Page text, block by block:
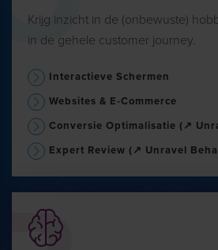
Krijg inzicht in de (onbewuste)
in de gehele customer journey.
Interactieve Schermen
Websites & E-Commerce
Conversie Optimalisatie (↗
Expert Review (↗ Unravel